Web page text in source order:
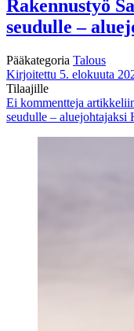
Rakennustyö
seudulle –
Pääkategoria Talous
Kirjoitettu 5. elokuuta
Tilaajille
Ei kommentteja
seudulle – aluejohtajaksi